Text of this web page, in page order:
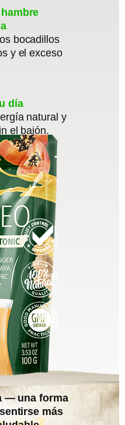
bocadillos
y el exceso
día
natural y
el bajón.
— una forma
más